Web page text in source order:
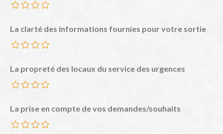
La clarté des informations fournies pour votre sortie
La propreté des locaux du service des urgences
La prise en compte de vos demandes/souhaits